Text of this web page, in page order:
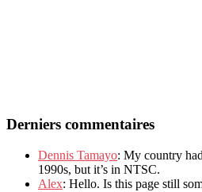
Derniers commentaires
Dennis Tamayo: My country
1990s, but it’s in NTSC.
Alex: Hello. Is this page still